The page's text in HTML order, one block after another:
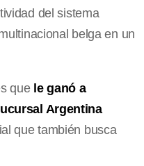
del sistema
belga en un
que le ganó a
Argentina
que también busca